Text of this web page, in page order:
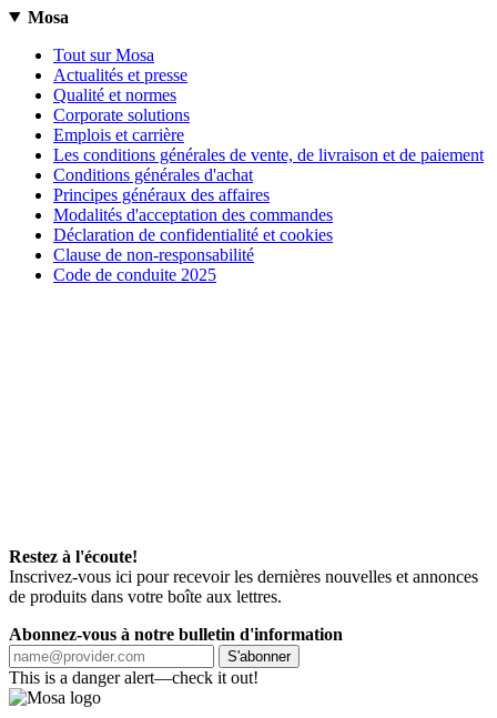
Mosa
Tout sur Mosa
Actualités et presse
Qualité et normes
Corporate solutions
Emplois et carrière
Les conditions générales de vente, de livraison et de paiement
Conditions générales d'achat
Principes généraux des affaires
Modalités d'acceptation des commandes
Déclaration de confidentialité et cookies
Clause de non-responsabilité
Code de conduite 2025
Restez à l'écoute!
Inscrivez-vous ici pour recevoir les dernières nouvelles et annonces
de produits dans votre boîte aux lettres.
Abonnez-vous à notre bulletin d'information
S'abonner
This is a danger alert—check it out!